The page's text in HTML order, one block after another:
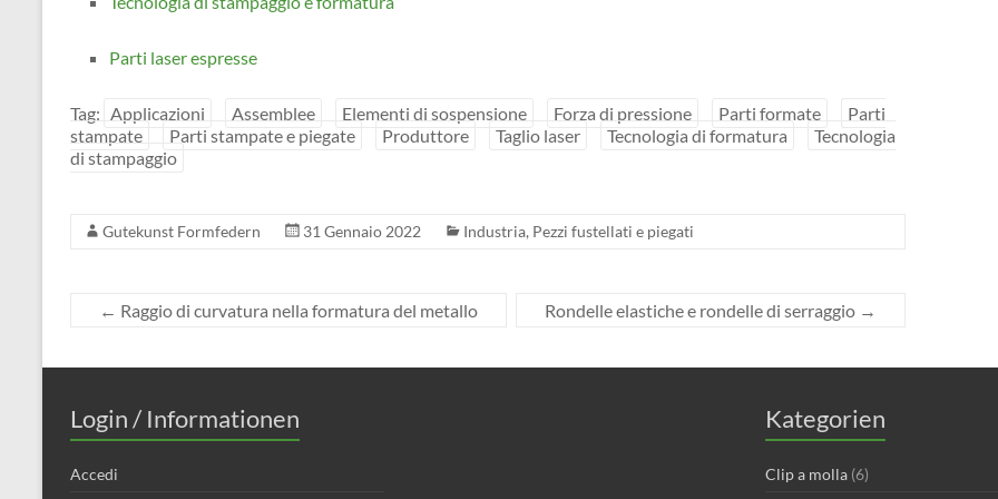
Parti laser espresse
Tag: Applicazioni Assemblee Elementi di sospensione Forza di pressione Parti formate
Parti
stampate
Parti stampate e piegate Produttore Taglio laser Tecnologia di formatura
Tecnologia
di stampaggio
Gutekunst Formfedern 31 Gennaio 2022 Industria, Pezzi fustellati e piegati
← Raggio di curvatura nella formatura del metallo Rondelle elastiche e rondelle di serraggio →
Login / Informationen
Accedi
Kategorien
Clip a molla (6)